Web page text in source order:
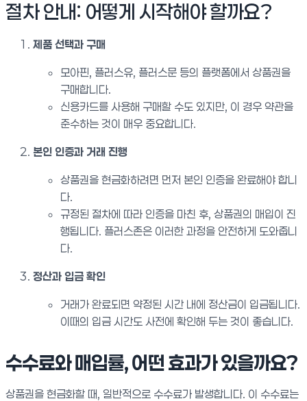
절차 안내: 어떻게 시작해야 할까요?
제품 선택과 구매
모아핀, 플러스유, 플러스문 등의 플랫폼에서 상품권을
구매합니다.
신용카드를 사용해 구매할 수도 있지만, 이 경우 약관을
준수하는 것이 매우 중요합니다.
본인 인증과 거래 진행
상품권을 현금화하려면 먼저 본인 인증을 완료해야 합니
다.
규정된 절차에 따라 인증을 마친 후, 상품권의 매입이 진
행됩니다. 플러스존은 이러한 과정을 안전하게 도와줍니
다.
정산과 입금 확인
거래가 완료되면 약정된 시간 내에 정산금이 입금됩니다.
이때의 입금 시간도 사전에 확인해 두는 것이 좋습니다.
수수료와 매입률, 어떤 효과가 있을까요?
상품권을 현금화할 때, 일반적으로 수수료가 발생합니다. 이 수수료는